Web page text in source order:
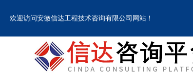
欢迎访问安徽信达工程技术咨询有限公司网站！
欢迎访问安徽信达工程技术咨询有限公司网站！